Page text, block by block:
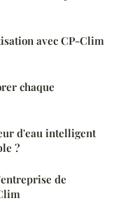
avec CP-Clim
chaque
d'eau intelligent
?
de